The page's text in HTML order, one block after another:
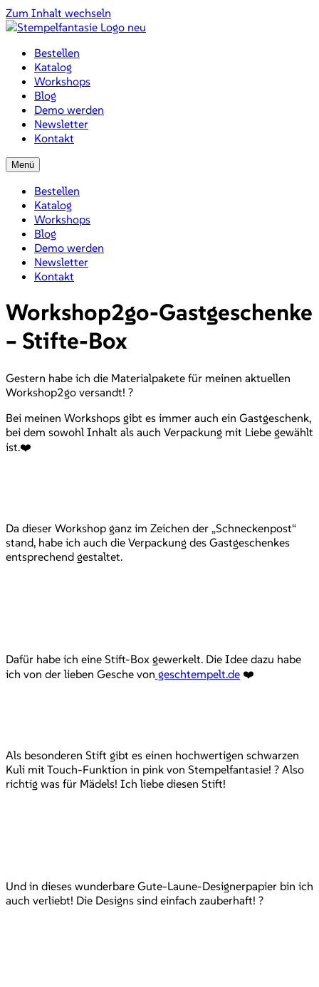
Zum Inhalt wechseln
Bestellen
Katalog
Workshops
Blog
Demo werden
Newsletter
Kontakt
Menü
Bestellen
Katalog
Workshops
Blog
Demo werden
Newsletter
Kontakt
Workshop2go-Gastgeschenke
– Stifte-Box
Gestern habe ich die Materialpakete für meinen aktuellen
Workshop2go versandt! ?
Bei meinen Workshops gibt es immer auch ein Gastgeschenk,
bei dem sowohl Inhalt als auch Verpackung mit Liebe gewählt
ist.❤️
Da dieser Workshop ganz im Zeichen der „Schneckenpost“
stand, habe ich auch die Verpackung des Gastgeschenkes
entsprechend gestaltet.
Dafür habe ich eine Stift-Box gewerkelt. Die Idee dazu habe
ich von der lieben Gesche von geschtempelt.de ❤️
Als besonderen Stift gibt es einen hochwertigen schwarzen
Kuli mit Touch-Funktion in pink von Stempelfantasie! ? Also
richtig was für Mädels! Ich liebe diesen Stift!
Und in dieses wunderbare Gute-Laune-Designerpapier bin ich
auch verliebt! Die Designs sind einfach zauberhaft! ?